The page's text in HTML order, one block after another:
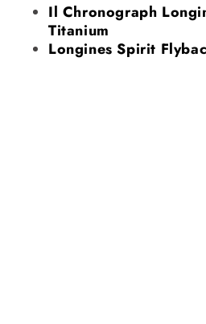
Il Chronograph
Titanium
Longines Spirit